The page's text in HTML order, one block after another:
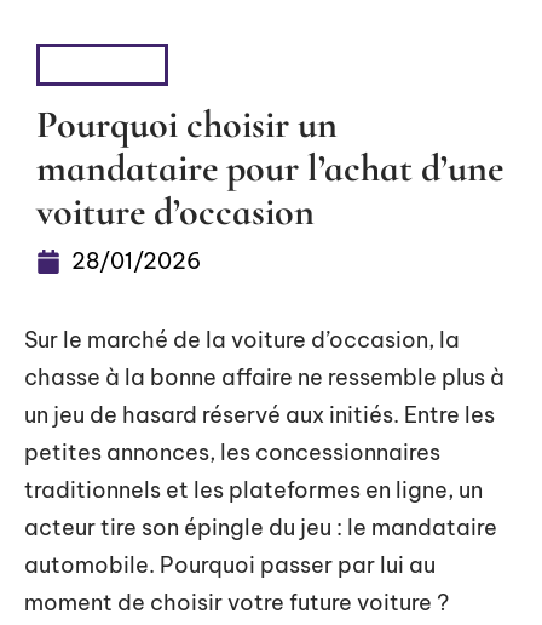
Pourquoi choisir un
mandataire pour l’achat d’une
voiture d’occasion
28/01/2026
Sur le marché de la voiture d’occasion, la
chasse à la bonne affaire ne ressemble plus à
un jeu de hasard réservé aux initiés. Entre les
petites annonces, les concessionnaires
traditionnels et les plateformes en ligne, un
acteur tire son épingle du jeu : le mandataire
automobile. Pourquoi passer par lui au
moment de choisir votre future voiture ?